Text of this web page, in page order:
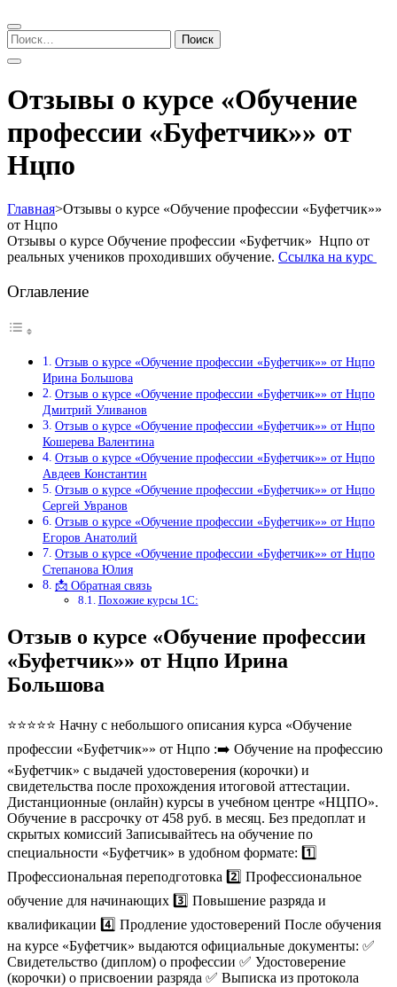
Найти:
Отзывы о курсе «Обучение
профессии «Буфетчик»» от
Нцпо
Главная>Отзывы о курсе «Обучение профессии «Буфетчик»»
от Нцпо
Отзывы о курсе Обучение профессии «Буфетчик» Нцпо от
реальных учеников проходивших обучение. Ссылка на курс
Оглавление
Отзыв о курсе «Обучение профессии «Буфетчик»» от Нцпо
Ирина Большова
Отзыв о курсе «Обучение профессии «Буфетчик»» от Нцпо
Дмитрий Уливанов
Отзыв о курсе «Обучение профессии «Буфетчик»» от Нцпо
Кошерева Валентина
Отзыв о курсе «Обучение профессии «Буфетчик»» от Нцпо
Авдеев Константин
Отзыв о курсе «Обучение профессии «Буфетчик»» от Нцпо
Сергей Увранов
Отзыв о курсе «Обучение профессии «Буфетчик»» от Нцпо
Егоров Анатолий
Отзыв о курсе «Обучение профессии «Буфетчик»» от Нцпо
Степанова Юлия
📩 Обратная связь
Похожие курсы 1С:
Отзыв о курсе «Обучение профессии
«Буфетчик»» от Нцпо Ирина
Большова
⭐⭐⭐⭐⭐ Начну с небольшого описания курса «Обучение
профессии «Буфетчик»» от Нцпо :➡️ Обучение на профессию
«Буфетчик» с выдачей удостоверения (корочки) и
свидетельства после прохождения итоговой аттестации.
Дистанционные (онлайн) курсы в учебном центре «НЦПО».
Обучение в рассрочку от 458 руб. в месяц. Без предоплат и
скрытых комиссий Записывайтесь на обучение по
специальности «Буфетчик» в удобном формате: 1️⃣
Профессиональная переподготовка 2️⃣ Профессиональное
обучение для начинающих 3️⃣ Повышение разряда и
квалификации 4️⃣ Продление удостоверений После обучения
на курсе «Буфетчик» выдаются официальные документы: ✅
Свидетельство (диплом) о профессии ✅ Удостоверение
(корочки) о присвоении разряда ✅ Выписка из протокола